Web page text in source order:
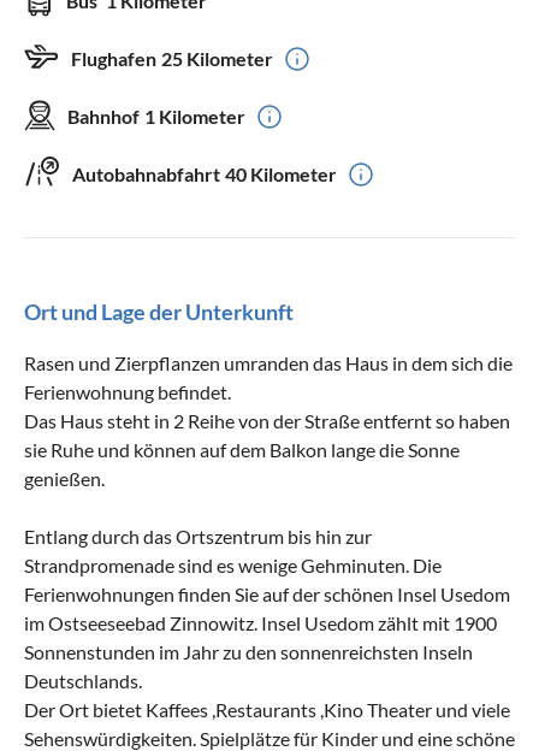
Flughafen 25 Kilometer
Bahnhof 1 Kilometer
Autobahnabfahrt 40 Kilometer
Ort und Lage der Unterkunft
Rasen und Zierpflanzen umranden das Haus in dem sich die
Ferienwohnung befindet.
Das Haus steht in 2 Reihe von der Straße entfernt so haben
sie Ruhe und können auf dem Balkon lange die Sonne
genießen.
Entlang durch das Ortszentrum bis hin zur
Strandpromenade sind es wenige Gehminuten. Die
Ferienwohnungen finden Sie auf der schönen Insel Usedom
im Ostseeseebad Zinnowitz. Insel Usedom zählt mit 1900
Sonnenstunden im Jahr zu den sonnenreichsten Inseln
Deutschlands.
Der Ort bietet Kaffees ,Restaurants ,Kino Theater und viele
Sehenswürdigkeiten. Spielplätze für Kinder und eine schöne